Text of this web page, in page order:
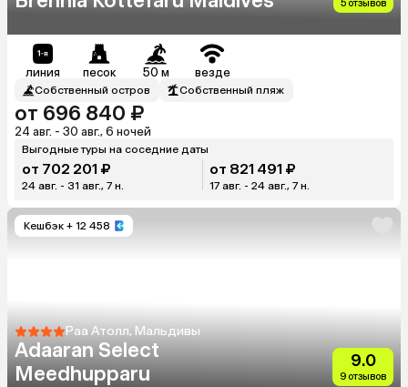
5 отзывов
линия песок 50 м везде
Собственный остров Собственный пляж
от 696 840 ₽
24 авг. - 30 авг., 6 ночей
Выгодные туры на соседние даты
от 702 201 ₽
24 авг. - 31 авг., 7 н.
от 821 491 ₽
17 авг. - 24 авг., 7 н.
Кешбэк + 12 458
Раа Атолл, Мальдивы
Adaaran Select
Meedhupparu
9.0
9 отзывов